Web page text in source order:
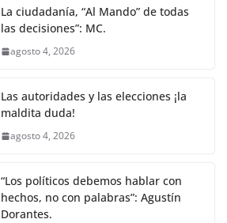
La ciudadanía, “Al Mando” de todas
las decisiones”: MC.
agosto 4, 2026
Las autoridades y las elecciones ¡la
maldita duda!
agosto 4, 2026
“Los políticos debemos hablar con
hechos, no con palabras”: Agustín
Dorantes.